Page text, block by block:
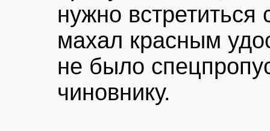
нужно
махал красным
не было
чиновнику.